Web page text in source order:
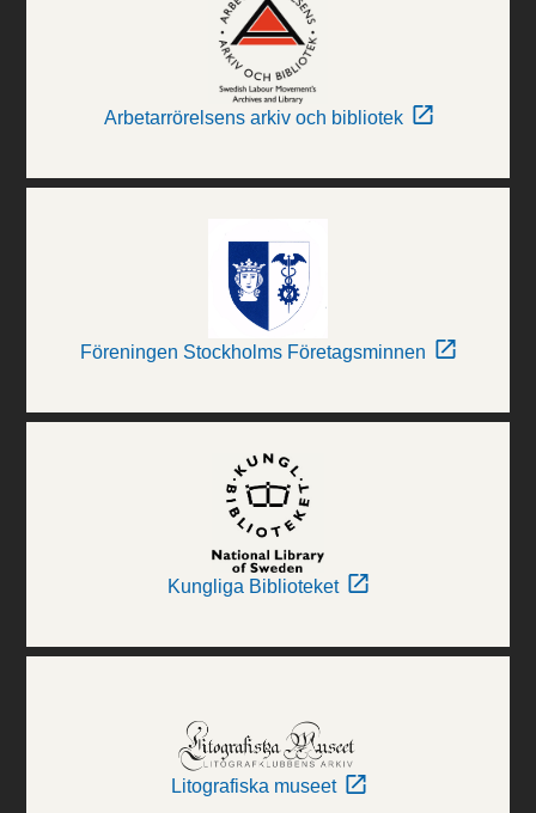
Arbetarrörelsens arkiv och bibliotek
Föreningen Stockholms Företagsminnen
Kungliga Biblioteket
Litografiska museet